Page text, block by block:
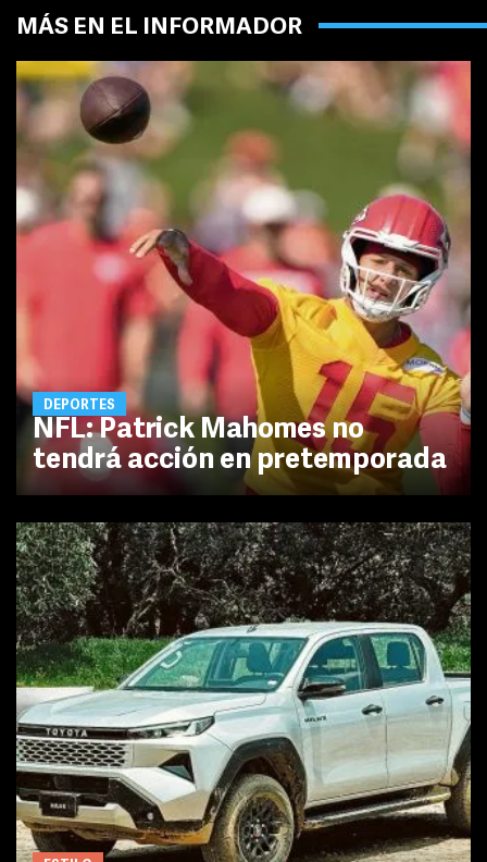
MÁS EN EL INFORMADOR
DEPORTES
NFL: Patrick Mahomes no
tendrá acción en pretemporada